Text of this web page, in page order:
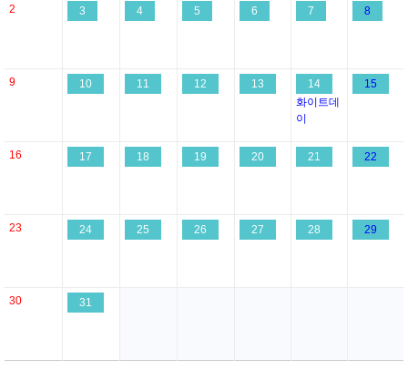
2 3 4 5 6 7 8
9 10 11 12 13 14
화이트데
이
15
16 17 18 19 20 21 22
23 24 25 26 27 28 29
30 31